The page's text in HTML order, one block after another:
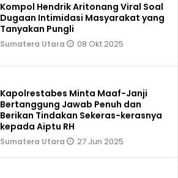
Kompol Hendrik Aritonang Viral Soal
Dugaan Intimidasi Masyarakat yang
Tanyakan Pungli
Sumatera Utara 08 Okt 2025
Kapolrestabes Minta Maaf-Janji
Bertanggung Jawab Penuh dan
Berikan Tindakan Sekeras-kerasnya
kepada Aiptu RH
Sumatera Utara 27 Jun 2025